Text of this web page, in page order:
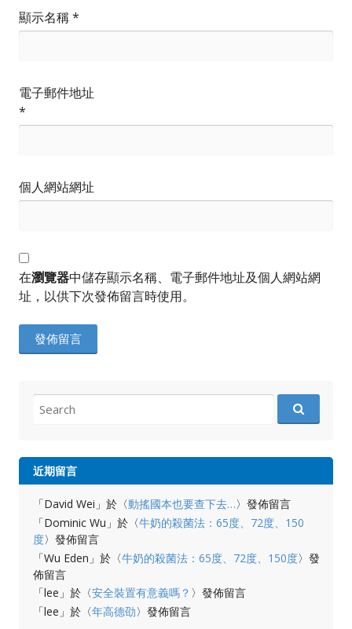
顯示名稱*
電子郵件地址
*
個人網站網址
在瀏覽器中儲存顯示名稱、電子郵件地址及個人網站網
址，以供下次發佈留言時使用。
for:
近期留言
「David Wei 」於〈動搖國本也要查下去…〉發佈留言
「Dominic Wu 」於〈牛奶的殺菌法：65度、72度、150
度〉發佈留言
「Wu Eden 」於〈牛奶的殺菌法：65度、72度、150度〉發
佈留言
「lee 」於〈安全裝置有意義嗎？ 〉發佈留言
「lee 」於〈年高德劭〉發佈留言